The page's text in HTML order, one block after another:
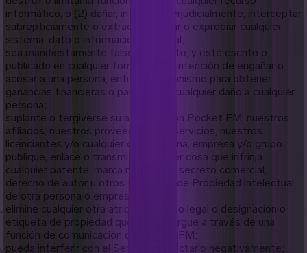
informático, o (2) dañar, interferir perjudicialmente, interceptar
subrepticiamente o extraer, recopilar o expropiar cualquier
sistema, dato o información personal;
sea manifiestamente falso e inexacto, y esté escrito o
publicado en cualquier forma, con la intención de engañar o
acosar a una persona, entidad u organismo para obtener
ganancias financieras o para causar cualquier daño a cualquier
persona;
suplante o tergiverse su afiliación con Pocket FM, nuestros
afiliados, nuestros proveedores de servicios, nuestros
licenciantes y/o cualquier otra persona, empresa y/o grupo;
publique, enlace o transmita cualquier cosa que infrinja
cualquier patente, marca registrada, secreto comercial,
derecho de autor u otros Derechos de Propiedad intelectual
de otra persona o empresa;
elimine cualquier otra atribución, aviso legal o designación o
etiqueta de propiedad que usted cargue a través de una
función de comunicación de Pocket FM;
pueda interferir con el Servicio o afectarlo negativamente;